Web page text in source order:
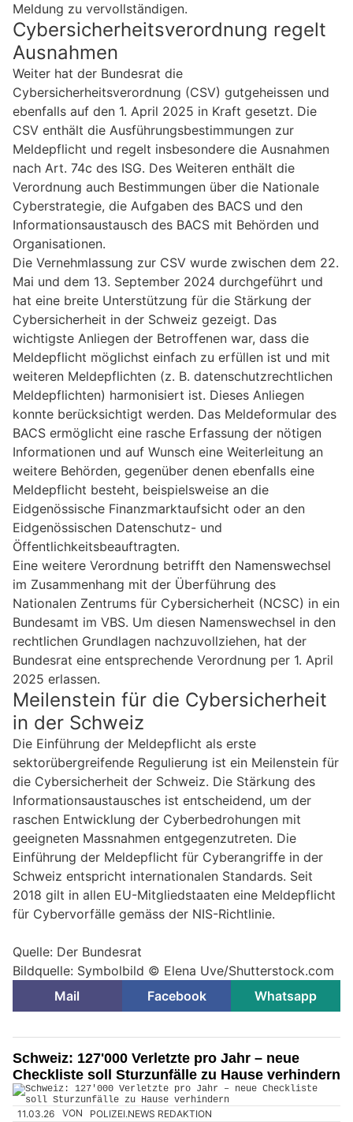
Meldung zu vervollständigen.
Cybersicherheitsverordnung regelt
Ausnahmen
Weiter hat der Bundesrat die
Cybersicherheitsverordnung (CSV) gutgeheissen und
ebenfalls auf den 1. April 2025 in Kraft gesetzt. Die
CSV enthält die Ausführungsbestimmungen zur
Meldepflicht und regelt insbesondere die Ausnahmen
nach Art. 74c des ISG. Des Weiteren enthält die
Verordnung auch Bestimmungen über die Nationale
Cyberstrategie, die Aufgaben des BACS und den
Informationsaustausch des BACS mit Behörden und
Organisationen.
Die Vernehmlassung zur CSV wurde zwischen dem 22.
Mai und dem 13. September 2024 durchgeführt und
hat eine breite Unterstützung für die Stärkung der
Cybersicherheit in der Schweiz gezeigt. Das
wichtigste Anliegen der Betroffenen war, dass die
Meldepflicht möglichst einfach zu erfüllen ist und mit
weiteren Meldepflichten (z. B. datenschutzrechtlichen
Meldepflichten) harmonisiert ist. Dieses Anliegen
konnte berücksichtigt werden. Das Meldeformular des
BACS ermöglicht eine rasche Erfassung der nötigen
Informationen und auf Wunsch eine Weiterleitung an
weitere Behörden, gegenüber denen ebenfalls eine
Meldepflicht besteht, beispielsweise an die
Eidgenössische Finanzmarktaufsicht oder an den
Eidgenössischen Datenschutz- und
Öffentlichkeitsbeauftragten.
Eine weitere Verordnung betrifft den Namenswechsel
im Zusammenhang mit der Überführung des
Nationalen Zentrums für Cybersicherheit (NCSC) in ein
Bundesamt im VBS. Um diesen Namenswechsel in den
rechtlichen Grundlagen nachzuvollziehen, hat der
Bundesrat eine entsprechende Verordnung per 1. April
2025 erlassen.
Meilenstein für die Cybersicherheit
in der Schweiz
Die Einführung der Meldepflicht als erste
sektorübergreifende Regulierung ist ein Meilenstein für
die Cybersicherheit der Schweiz. Die Stärkung des
Informationsaustausches ist entscheidend, um der
raschen Entwicklung der Cyberbedrohungen mit
geeigneten Massnahmen entgegenzutreten. Die
Einführung der Meldepflicht für Cyberangriffe in der
Schweiz entspricht internationalen Standards. Seit
2018 gilt in allen EU-Mitgliedstaaten eine Meldepflicht
für Cybervorfälle gemäss der NIS-Richtlinie.
Quelle: Der Bundesrat
Bildquelle: Symbolbild © Elena Uve/Shutterstock.com
Mail
Facebook Whatsapp
Schweiz: 127'000 Verletzte pro Jahr – neue
Checkliste soll Sturzunfälle zu Hause verhindern
11.03.26 VON POLIZEI.NEWS REDAKTION